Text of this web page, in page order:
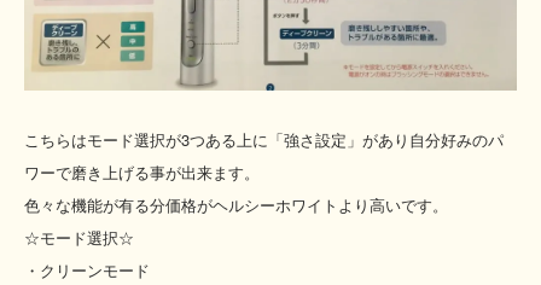
こちらはモード選択が3つある上に「強さ設定」があり自分好みのパ
ワーで磨き上げる事が出来ます。
色々な機能が有る分価格がヘルシーホワイトより高いです。
☆モード選択☆
・クリーンモード